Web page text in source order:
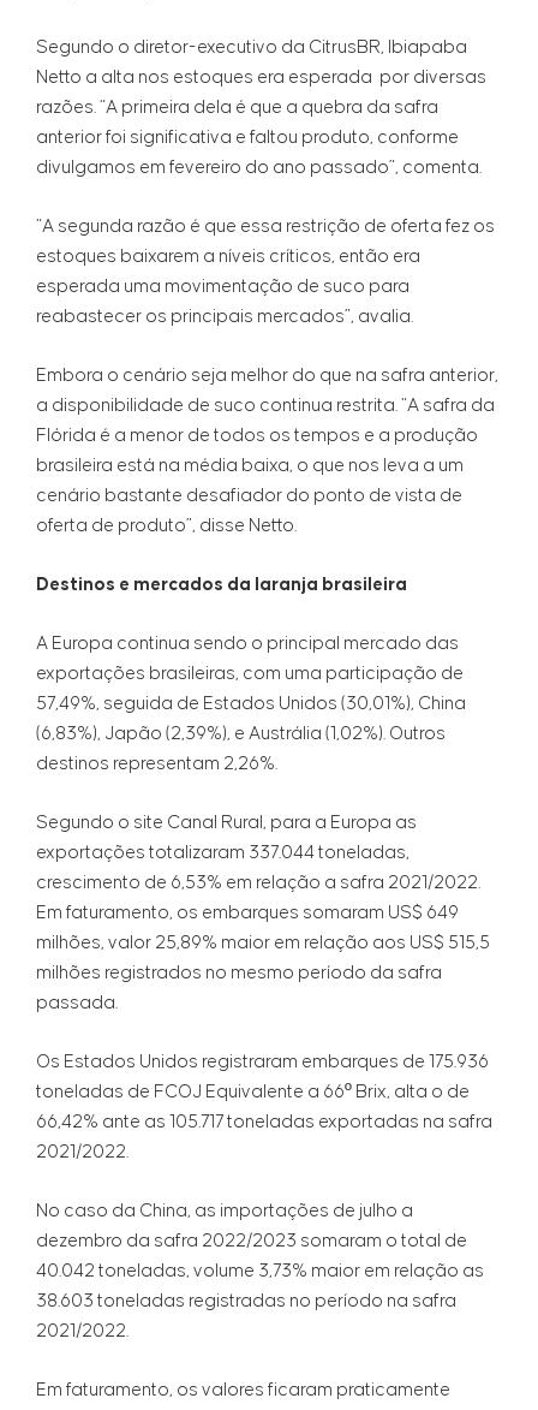
Segundo o diretor-executivo da CitrusBR, Ibiapaba
Netto a alta nos estoques era esperada por diversas
razões. “A primeira dela é que a quebra da safra
anterior foi significativa e faltou produto, conforme
divulgamos em fevereiro do ano passado”, comenta.
“A segunda razão é que essa restrição de oferta fez os
estoques baixarem a níveis críticos, então era
esperada uma movimentação de suco para
reabastecer os principais mercados”, avalia.
Embora o cenário seja melhor do que na safra anterior,
a disponibilidade de suco continua restrita. “A safra da
Flórida é a menor de todos os tempos e a produção
brasileira está na média baixa, o que nos leva a um
cenário bastante desafiador do ponto de vista de
oferta de produto”, disse Netto.
Destinos e mercados da laranja brasileira
A Europa continua sendo o principal mercado das
exportações brasileiras, com uma participação de
57,49%, seguida de Estados Unidos (30,01%), China
(6,83%), Japão (2,39%), e Austrália (1,02%). Outros
destinos representam 2,26%.
Segundo o site Canal Rural, para a Europa as
exportações totalizaram 337.044 toneladas,
crescimento de 6,53% em relação a safra 2021/2022.
Em faturamento, os embarques somaram US$ 649
milhões, valor 25,89% maior em relação aos US$ 515,5
milhões registrados no mesmo período da safra
passada.
Os Estados Unidos registraram embarques de 175.936
toneladas de FCOJ Equivalente a 66º Brix, alta o de
66,42% ante as 105.717 toneladas exportadas na safra
2021/2022.
No caso da China, as importações de julho a
dezembro da safra 2022/2023 somaram o total de
40.042 toneladas, volume 3,73% maior em relação as
38.603 toneladas registradas no período na safra
2021/2022.
Em faturamento, os valores ficaram praticamente